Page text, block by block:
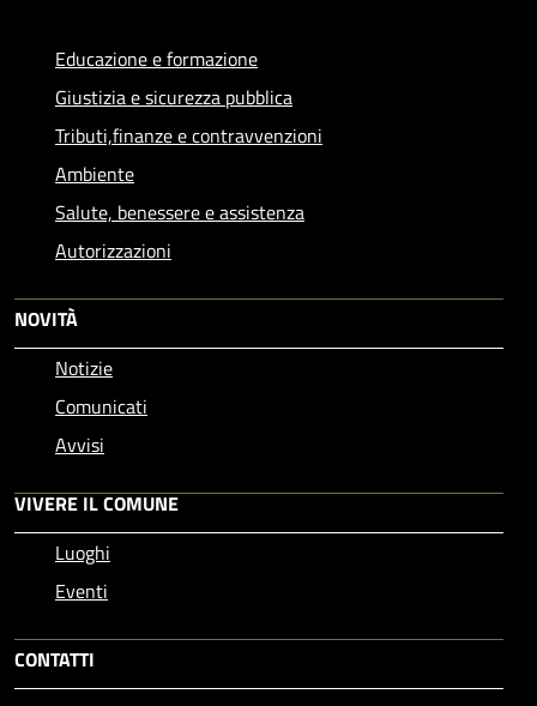
Educazione e formazione
Giustizia e sicurezza pubblica
Tributi,finanze e contravvenzioni
Ambiente
Salute, benessere e assistenza
Autorizzazioni
NOVITÀ
Notizie
Comunicati
Avvisi
VIVERE IL COMUNE
Luoghi
Eventi
CONTATTI